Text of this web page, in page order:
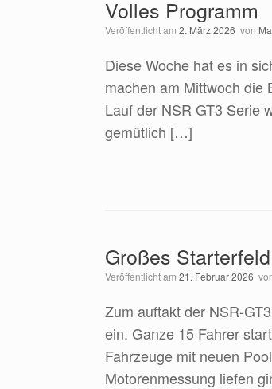
Volles Programm
Veröffentlicht am 2. März 2026 von
Diese Woche hat es in
machen am Mittwoch die
Lauf der NSR GT3 Serie
gemütlich […]
Großes
Veröffentlicht am 21. Februar 2026
Zum auftakt der NSR-
ein. Ganze 15 Fahrer
Fahrzeuge mit neuen
Motorenmessung liefen